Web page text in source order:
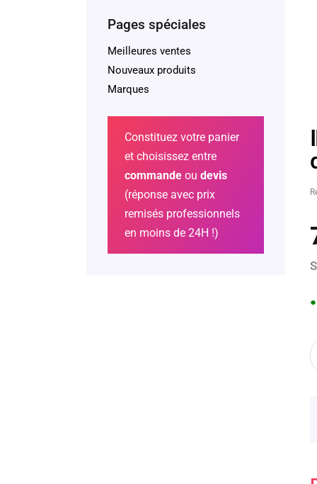
●
Pages spéciales
Meilleures ventes
Nouveaux produits
Marques
Constituez votre panier
et choisissez entre
commande ou devis
(réponse avec prix
remisés professionnels
en moins de 24H !)